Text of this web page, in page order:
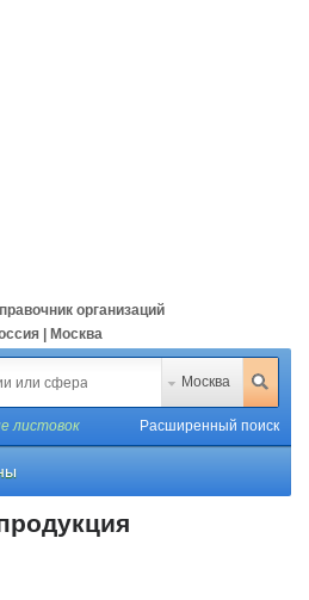
организаций
| Москва
Москва
листовок Расширенный поиск